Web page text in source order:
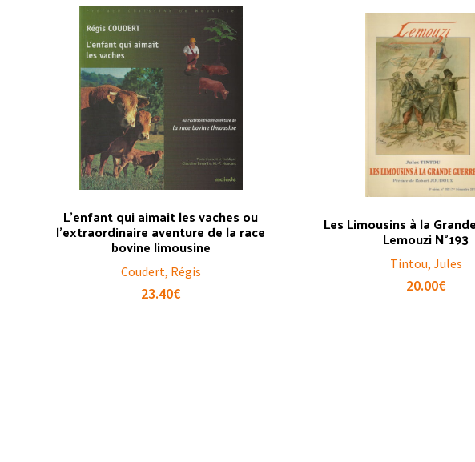
L’enfant qui aimait les vaches ou
l’extraordinaire aventure de la race
bovine limousine
Coudert, Régis
23.40€
Les Limousins à la
Lemouzi N°193
Tintou, Jules
20.00€